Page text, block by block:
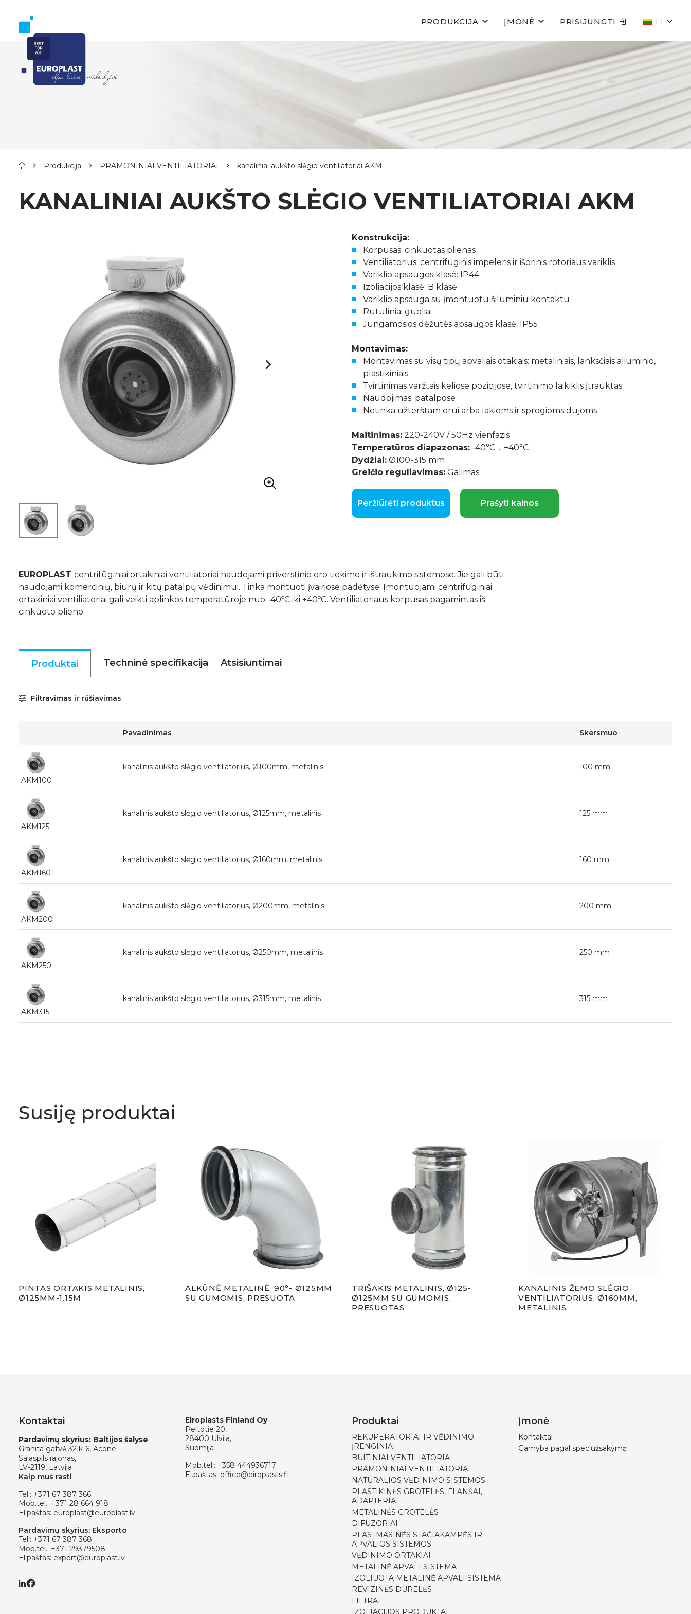
PRODUKCIJA ĮMONĖ PRISIJUNGTI LT
Produkcija PRAMONINIAI VENTILIATORIAI kanaliniai aukšto slėgio ventiliatoriai AKM
KANALINIAI AUKŠTO SLĖGIO VENTILIATORIAI AKM
Konstrukcija:
Korpusas: cinkuotas plienas
Ventiliatorius: centrifuginis impeleris ir išorinis rotoriaus variklis
Variklio apsaugos klasė: IP44
Izoliacijos klasė: B klasė
Variklio apsauga su įmontuotu šiluminiu kontaktu
Rutuliniai guoliai
Jungamosios dėžutės apsaugos klasė: IP55
Montavimas:
Montavimas su visų tipų apvaliais otakiais: metaliniais, lanksčiais aliuminio,
plastikiniais
Tvirtinimas varžtais keliose pozicijose, tvirtinimo laikiklis įtrauktas
Naudojimas: patalpose
Netinka užterštam orui arba lakioms ir sprogioms dujoms
Maitinimas: 220-240V / 50Hz vienfazis
Temperatūros diapazonas: -40°C ... +40°C
Dydžiai: Ø100-315 mm
Greičio reguliavimas: Galimas
Peržiūrėti produktus Prašyti kainos
EUROPLAST centrifūginiai ortakiniai ventiliatoriai naudojami priverstinio oro tiekimo ir ištraukimo sistemose. Jie gali būti
naudojami komercinių, biurų ir kitų patalpų vėdinimui. Tinka montuoti įvairiose padėtyse. Įmontuojami centrifūginiai
ortakiniai ventiliatoriai gali veikti aplinkos temperatūroje nuo -40ºC iki +40ºC. Ventiliatoriaus korpusas pagamintas iš
cinkuoto plieno.
Produktai Techninė specifikacija Atsisiuntimai
Filtravimas ir rūšiavimas
Pavadinimas Skersmuo
AKM100
kanalinis aukšto slėgio ventiliatorius, Ø100mm, metalinis 100 mm
AKM125
kanalinis aukšto slėgio ventiliatorius, Ø125mm, metalinis 125 mm
AKM160
kanalinis aukšto slėgio ventiliatorius, Ø160mm, metalinis 160 mm
AKM200
kanalinis aukšto slėgio ventiliatorius, Ø200mm, metalinis 200 mm
AKM250
kanalinis aukšto slėgio ventiliatorius, Ø250mm, metalinis 250 mm
AKM315
kanalinis aukšto slėgio ventiliatorius, Ø315mm, metalinis 315 mm
Susiję produktai
PINTAS ORTAKIS METALINIS,
Ø125MM-1.15M
ALKŪNĖ METALINĖ, 90°- Ø125MM
SU GUMOMIS, PRESUOTA
TRIŠAKIS METALINIS, Ø125-
Ø125MM SU GUMOMIS,
PRESUOTAS
KANALINIS ŽEMO SLĖGIO
VENTILIATORIUS, Ø160MM,
METALINIS
Kontaktai
Pardavimų skyrius: Baltijos šalyse
Granita gatvė 32 k-6, Acone
Salaspils rajonas,
LV-2119, Latvija
Kaip mus rasti
Tel.: +371 67 387 366
Mob.tel.: +371 28 664 918
El.paštas: europlast@europlast.lv
Pardavimų skyrius: Eksporto
Tel.: +371 67 387 368
Mob.tel.: +371 29379508
El.paštas: export@europlast.lv
Eiroplasts Finland Oy
Peltotie 20,
28400 Ulvila,
Suomija
Mob.tel.: +358 444936717
El.paštas: office@eiroplasts.fi
Produktai
REKUPERATORIAI IR VĖDINIMO
ĮRENGINIAI
BUITINIAI VENTILIATORIAI
PRAMONINIAI VENTILIATORIAI
NATŪRALIOS VĖDINIMO SISTEMOS
PLASTIKINĖS GROTELĖS, FLANŠAI,
ADAPTERIAI
METALINĖS GROTELĖS
DIFUZORIAI
PLASTMASINĖS STAČIAKAMPĖS IR
APVALIOS SISTEMOS
VĖDINIMO ORTAKIAI
METALINĖ APVALI SISTEMA
IZOLIUOTA METALINĖ APVALI SISTEMA
REVIZINĖS DURELĖS
FILTRAI
IZOLIACIJOS PRODUKTAI
Įmonė
Kontaktai
Gamyba pagal spec.užsakymą